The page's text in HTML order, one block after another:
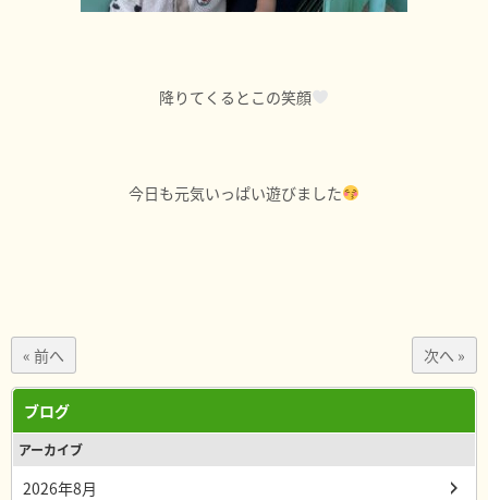
降りてくるとこの笑顔
今日も元気いっぱい遊びました
« 前へ 次へ »
ブログ
アーカイブ
2026年8月